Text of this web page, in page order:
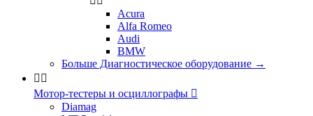
Acura
Alfa Romeo
Audi
BMW
Больше Диагностическое оборудование →
 
Мотор-тестеры и осциллографы 
Diamag